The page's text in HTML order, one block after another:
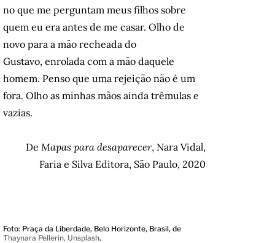
no que me perguntam meus filhos sobre
quem eu era antes de me casar. Olho de
novo para a mão recheada do
Gustavo, enrolada com a mão daquele
homem. Penso que uma rejeição não é um
fora. Olho as minhas mãos ainda trêmulas e
vazias.
De Mapas para desaparecer, Nara Vidal,
Faria e Silva Editora, São Paulo, 2020
Foto: Praça da Liberdade, Belo Horizonte, Brasil, de
Thaynara Pellerin, Unsplash.